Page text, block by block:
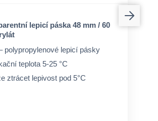
lepicí páska 48 mm / 60
polypropylenové lepicí pásky
teplota 5-25 °C
ztrácet lepivost pod 5°C